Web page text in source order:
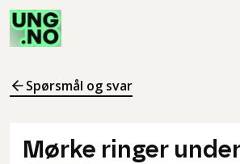
Spørsmål og svar
Mørke ringer